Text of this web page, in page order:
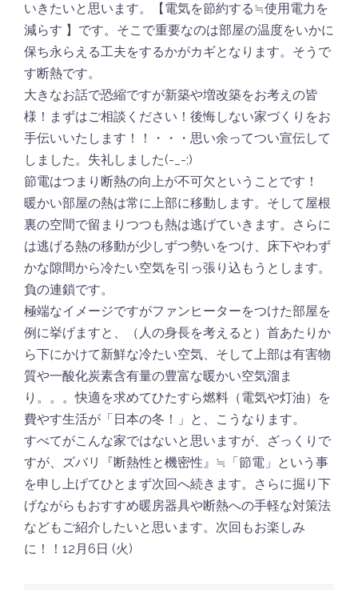
いきたいと思います。【電気を節約する≒使用電力を
減らす 】です。そこで重要なのは部屋の温度をいかに
保ち永らえる工夫をするかがカギとなります。そうで
す断熱です。
大きなお話で恐縮ですが新築や増改築をお考えの皆
様！まずはご相談ください！後悔しない家づくりをお
手伝いいたします！！・・・思い余ってつい宣伝して
しました。失礼しました(-_-;)
節電はつまり断熱の向上が不可欠ということです！
暖かい部屋の熱は常に上部に移動します。そして屋根
裏の空間で留まりつつも熱は逃げていきます。さらに
は逃げる熱の移動が少しずつ勢いをつけ、床下やわず
かな隙間から冷たい空気を引っ張り込もうとします。
負の連鎖です。
極端なイメージですがファンヒーターをつけた部屋を
例に挙げますと、（人の身長を考えると）首あたりか
ら下にかけて新鮮な冷たい空気、そして上部は有害物
質や一酸化炭素含有量の豊富な暖かい空気溜ま
り。。。快適を求めてひたすら燃料（電気や灯油）を
費やす生活が「日本の冬！」と、こうなります。
すべてがこんな家ではないと思いますが、ざっくりで
すが、ズバリ『断熱性と機密性』≒「節電」という事
を申し上げてひとまず次回へ続きます。さらに掘り下
げながらもおすすめ暖房器具や断熱への手軽な対策法
などもご紹介したいと思います。次回もお楽しみ
に！！12月6日 (火)